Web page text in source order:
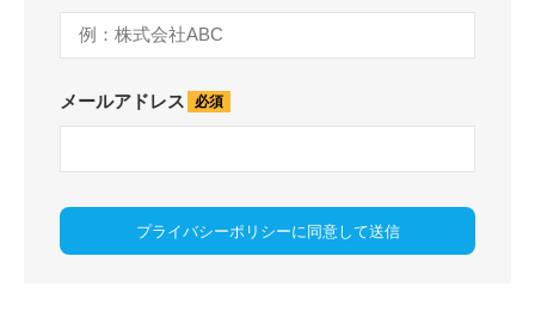
メールアドレス
プライバシーポリシーに同意して送信